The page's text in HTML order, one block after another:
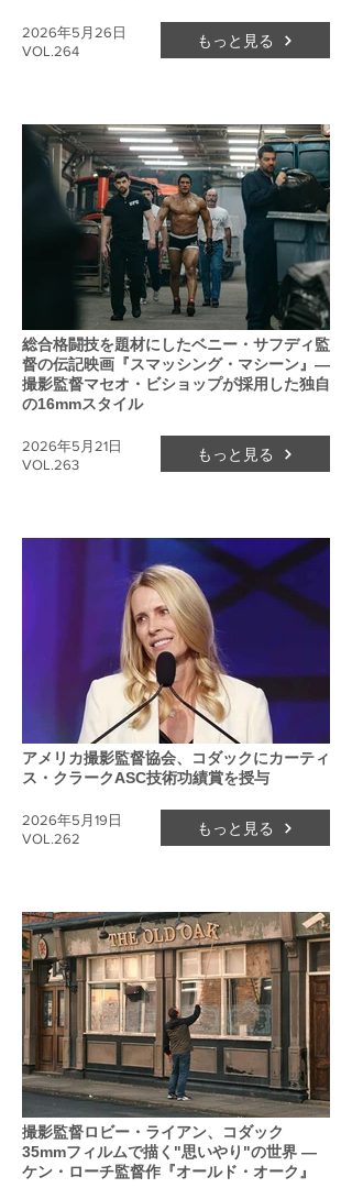
VOL.264
2026年5月26日 もっと見る
総合格闘技を題材にしたベニー・サフディ監
督の伝記映画『スマッシング・マシーン』―
撮影監督マセオ・ビショップが採用した独自
の16mmスタイル
VOL.263
2026年5月21日 もっと見る
アメリカ撮影監督協会、コダックにカーティ
ス・クラークASC技術功績賞を授与
VOL.262
2026年5月19日 もっと見る
撮影監督ロビー・ライアン、コダック
35mmフィルムで描く"思いやり"の世界 ―
ケン・ローチ監督作『オールド・オーク』